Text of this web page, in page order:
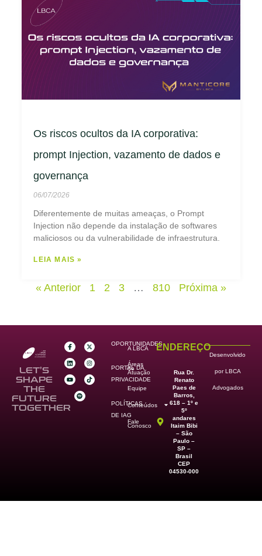
Os riscos ocultos da IA corporativa:
prompt Injection, vazamento de dados e
governança
06/07/2026
Diferentemente de muitas ameaças, o Prompt
Injection não depende da instalação de softwares
maliciosos ou da vulnerabilidade de infraestrutura.
LEIA MAIS »
« Anterior 1 2 3 … 810 Próxima »
LET’S
SHAPE
THE
FUTURE
TOGETHER
OPORTUNIDADES
PORTAL DA
PRIVACIDADE
POLÍTICAS
DE IAG
A LBCA
Áreas
de
Atuação
Equipe
Conteúdos
Fale
Conosco
ENDEREÇO
Rua Dr.
Renato
Paes de
Barros,
618 – 1º e
5º
andares
Itaim Bibi
– São
Paulo –
SP –
Brasil
CEP
04530-000
Desenvolvido
por LBCA
Advogados